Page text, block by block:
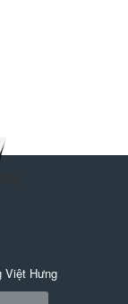
Việt Hưng